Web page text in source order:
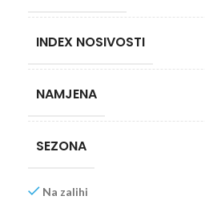
INDEX NOSIVOSTI
NAMJENA
SEZONA
Na zalihi